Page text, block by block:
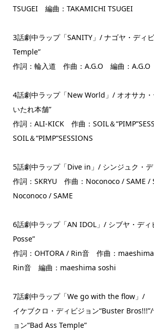
TSUGEI 編曲：TAKAMICHI TSUGEI
3話劇中ラップ「SANITY」/ ナゴヤ・ディ
Temple”
作詞：輪入道 作曲：A.G.O 編曲：A.G.O
4話劇中ラップ「New World」/ オオサカ・
いたれ本舗”
作詞：ALI-KICK 作曲：SOIL＆
SOIL＆“PIMP”SESSIONS
5話劇中ラップ「Dive in」/ シンジュク・デ
作詞：SKRYU 作曲：Noconoco / SAME /
Noconoco / SAME
6話劇中ラップ「AN IDOL」/ シブヤ・ディ
Posse”
作詞：OHTORA / Rin音 作曲：
Rin音 編曲：maeshima soshi
7話劇中ラップ「We go with the flow」/
イケブクロ・ディビジョン“Buster
ョン“Bad Ass Temple”